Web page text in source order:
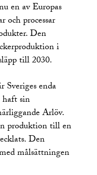
en av Europas
och processar
Den
i
till 2030.
Sveriges enda
haft sin
Arlöv.
produktion till en
Den
målsättningen